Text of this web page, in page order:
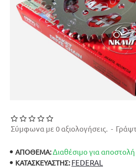
ΑΠΟΘΕΜΑ:Διαθέσιμο για αποστολή
ΚΑΤΑΣΚΕΥΑΣΤΉΣ: FEDERAL
Σύμφωνα με 0 αξιολογήσεις. -